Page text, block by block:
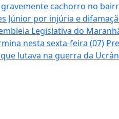
cachorro no
Júnior por injúria e
Legislativa do
nesta sexta-feira (07)
que lutava na guerra da